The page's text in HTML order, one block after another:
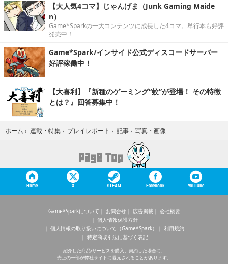
【大人気4コマ】じゃんげま（Junk Gaming Maide
n）
Game*Sparkの一大コンテンツに成長した4コマ。単行本も好評
発売中！
Game*Spark/インサイド公式ディスコードサーバー
好評稼働中！
【大喜利】『新種のゲーミング“蚊”が登場！ その特徴
とは？』回答募集中！
ホーム › 連載・特集 › プレイレポート › 記事 › 写真・画像
Home X STEAM Facebook YouTube
Game*Sparkについて お問合せ 広告掲載
会社概要
個人情報保護方針
個人情報の取り扱いについて（Game*Spark）
利用規約
特定商取引法に基づく表記
紹介した商品/サービスを購入、契約した場合に、
売上の一部が弊社サイトに還元されることがあります。